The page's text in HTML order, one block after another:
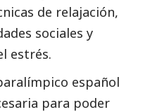
de relajación,
sociales y
estrés.
español
para poder